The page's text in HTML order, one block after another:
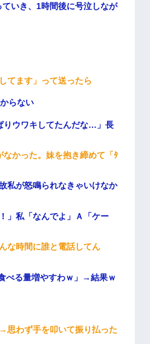
いき、1時間後に号泣しなが
てます」って送ったら
らない
りウワキしてたんだな…」長
かった。妹を抱き締めて「ﾀ
私が怒鳴られなきゃいけなか
」私「なんでよ」Ａ「ケー
な時間に誰と電話してん
べる量増やすわｗ」→結果ｗ
思わず手を叩いて振り払った